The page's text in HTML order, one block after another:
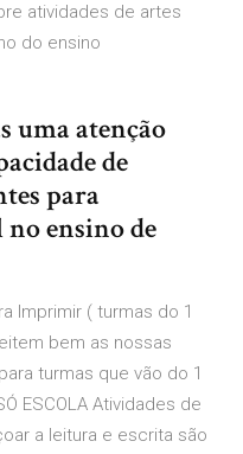
atividades de artes
do ensino
uma atenção
de
para
no ensino de
Imprimir ( turmas do 1
bem as nossas
turmas que vão do 1
ESCOLA Atividades de
a leitura e escrita são